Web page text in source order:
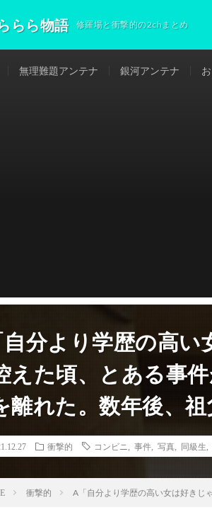
らら物語 修羅場と衝撃的の2chまとめ
無理難題アンテナ 銀河アンテナ
分より学歴の高い
えた頃、とある事
離れた。数年後、
衝撃的 コンビニ 事件 写真 同級生
衝撃的 A「自分より学歴の高い女は好きじ